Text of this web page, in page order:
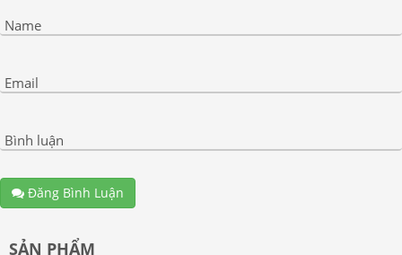
Name
Email
Bình luận
Đăng Bình Luận
SẢN PHẨM